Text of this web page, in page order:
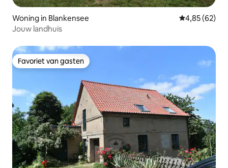
Woning in Blankensee Gemiddelde
4,85 (62)
Jouw landhuis
Favoriet van gasten
Favoriet van gasten